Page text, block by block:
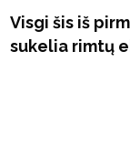
Visgi šis iš
sukelia rimtų